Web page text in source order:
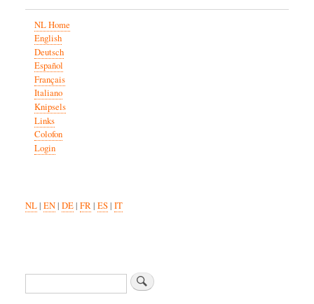
NL Home
English
Deutsch
Español
Français
Italiano
Knipsels
Links
Colofon
Login
NL| EN| DE| FR| ES| IT
Zoeken